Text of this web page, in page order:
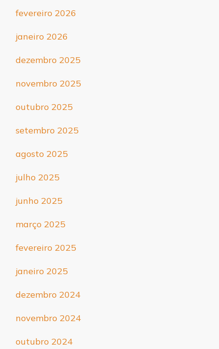
fevereiro 2026
janeiro 2026
dezembro 2025
novembro 2025
outubro 2025
setembro 2025
agosto 2025
julho 2025
junho 2025
março 2025
fevereiro 2025
janeiro 2025
dezembro 2024
novembro 2024
outubro 2024